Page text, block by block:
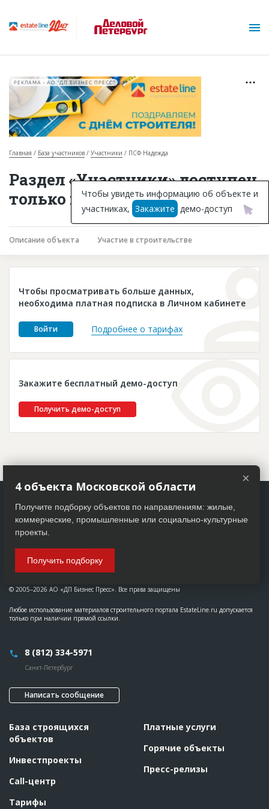
Горячие объекты
База строящихся объектов
Инвестпроекты
Глоссарий
Платные услуги
Пресс-релизы
РЕКЛАМА • АО "ДП БИЗНЕС ПРЕСС"
Главная База участников Участники ПСФ Надежда
Раздел «Участники» доступен
только подписчикам
Описание объекта Участие в строительстве
Чтобы просматривать больше данных,
необходима платная подписка в Личном кабинете
Войти Подробнее о тарифах
Закажите бесплатный демо-доступ
Получить демо-доступ
Чтобы увидеть информацию об объекте и
участниках, Закажите демо-доступ
© 2005–2026 АО «ДП Бизнес Пресс». Все права защищены
Любое использование материалов строительного портала EstateLine.ru допускается
только при наличии прямой ссылки.
8 (812) 334-5971
Санкт-Петербург
Написать сообщение
База строящихся
объектов
Инвестпроекты
Call-центр
Тарифы
Платные услуги
Горячие объекты
Пресс-релизы
×
4 объекта Московской области
Получите подборку объектов по направлениям: жилые,
коммерческие, промышленные или социально-культурные
проекты.
Получить подборку